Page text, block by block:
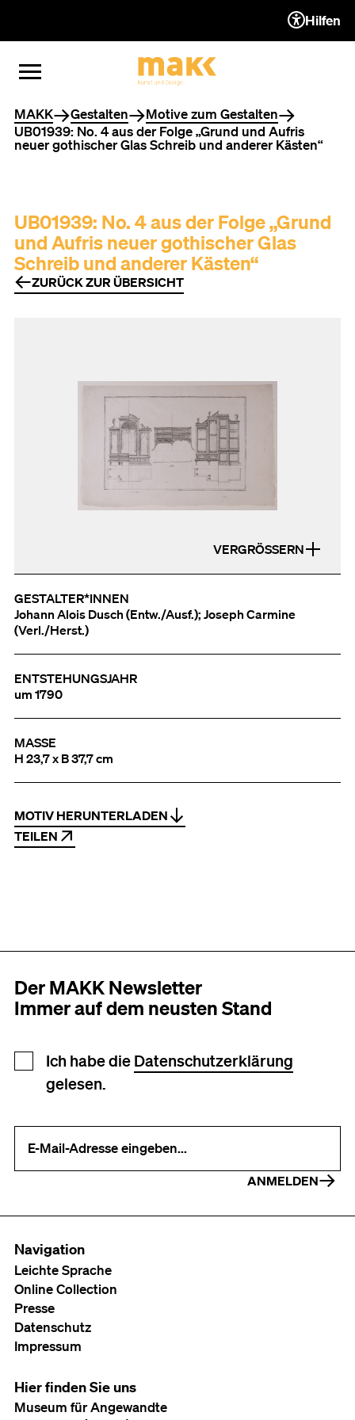
ZUM INHALT (ACCESSKEY 1)
ZUR NAVIGATION
ZUM FOOTER (ACCESSKEY 3)
MENÜ ÖFFNEN
MENÜ SCHLIESSEN
Hilfen
Sie befinden sich hier
MAKK Gestalten
Motive zum Gestalten
UB01939: No. 4 aus der Folge „Grund und Aufris
neuer gothischer Glas Schreib und anderer Kästen“
UB01939: No. 4 aus der Folge „Grund
und Aufris neuer gothischer Glas
Schreib und anderer Kästen“
ZURÜCK ZUR ÜBERSICHT
VERGRÖSSERN
GESTALTER*INNEN
Johann Alois Dusch (Entw./Ausf.); Joseph Carmine
(Verl./Herst.)
ENTSTEHUNGSJAHR
um 1790
MASSE
H 23,7 x B 37,7 cm
MOTIV HERUNTERLADEN
TEILEN
Der MAKK Newsletter
Immer auf dem neusten Stand
Newsletter Anmeldung
Ich habe die Datenschutzerklärung
gelesen.
ANMELDEN
Navigation
Leichte Sprache
Online Collection
Presse
Datenschutz
Impressum
Hier finden Sie uns
Museum für Angewandte